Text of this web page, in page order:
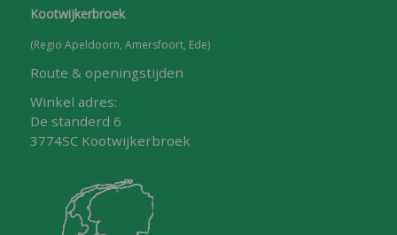
Kootwijkerbroek
(Regio Apeldoorn, Amersfoort, Ede)
Route & openingstijden
Winkel adres:
De standerd 6
3774SC Kootwijkerbroek